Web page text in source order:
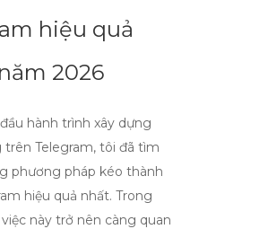
hiệu quả
2026
hành trình xây dựng
trên Telegram, tôi đã tìm
phương pháp kéo thành
hiệu quả nhất. Trong
này trở nên càng quan